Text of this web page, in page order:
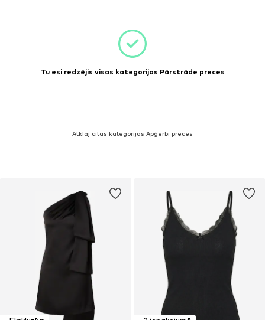
Tu esi redzējis visas kategorijas Pārstrāde preces
Atklāj citas kategorijas Apģērbi preces